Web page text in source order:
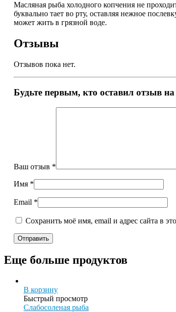
Масляная рыба холодного копчения не
буквально тает во рту, оставляя нежное
может жить в грязной воде.
Отзывы
Отзывов пока нет.
Будьте первым, кто оставил отзыв
Ваш отзыв *
Имя *
Email *
Сохранить моё имя, email и адрес сайта в
Еще больше продуктов
В корзину
Быстрый просмотр
Слабосоленая рыба